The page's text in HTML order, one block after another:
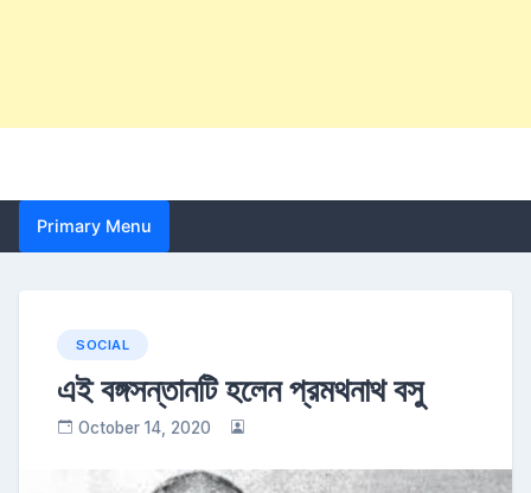
Primary Menu
SOCIAL
এই বঙ্গসন্তানটি হলেন প্রমথনাথ বসু
October 14, 2020